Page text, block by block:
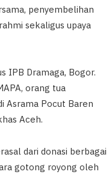
penyembelihan
sekaligus upaya
IPB Dramaga, Bogor.
orang tua
Asrama Pocut Baren
Aceh.
dari donasi berbagai
gotong royong oleh